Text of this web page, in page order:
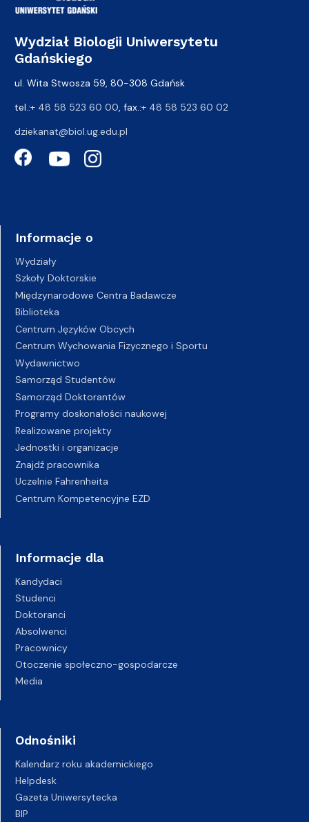
Wydział Biologii Uniwersytetu
Gdańskiego
ul. Wita Stwosza 59, 80-308 Gdańsk
tel.:+ 48 58 523 60 00, fax.:+ 48 58 523 60 02
dziekanat@biol.ug.edu.pl
Informacje o
Wydziały
Szkoły Doktorskie
Międzynarodowe Centra Badawcze
Biblioteka
Centrum Języków Obcych
Centrum Wychowania Fizycznego i Sportu
Wydawnictwo
Samorząd Studentów
Samorząd Doktorantów
Programy doskonałości naukowej
Realizowane projekty
Jednostki i organizacje
Znajdź pracownika
Uczelnie Fahrenheita
Centrum Kompetencyjne EZD
Informacje dla
Kandydaci
Studenci
Doktoranci
Absolwenci
Pracownicy
Otoczenie społeczno-gospodarcze
Media
Odnośniki
Kalendarz roku akademickiego
Helpdesk
Gazeta Uniwersytecka
BIP